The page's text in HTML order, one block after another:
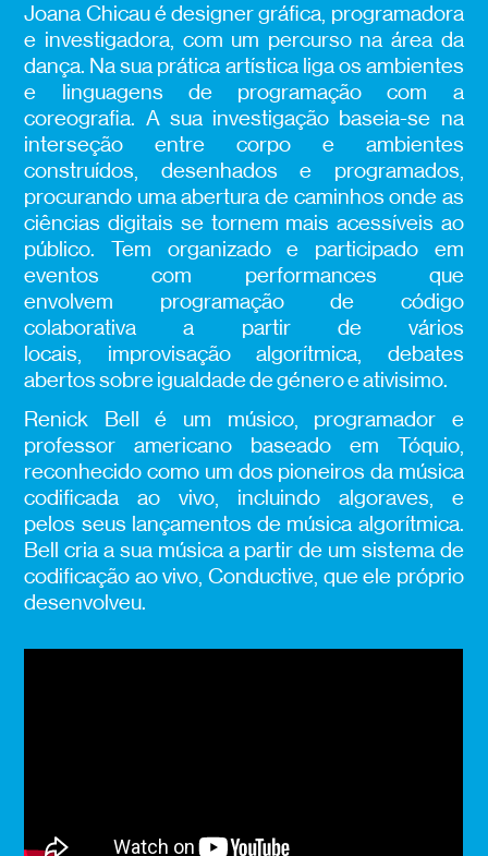
Joana Chicau é designer gráfica, programadora
e investigadora, com um percurso na área da
dança. Na sua prática artística liga os ambientes
e linguagens de programação com a
coreografia. A sua investigação baseia-se na
interseção entre corpo e ambientes
construídos, desenhados e programados,
procurando uma abertura de caminhos onde as
ciências digitais se tornem mais acessíveis ao
público. Tem organizado e participado em
eventos com performances que
envolvem programação de código
colaborativa a partir de vários
locais, improvisação algorítmica, debates
abertos sobre igualdade de género e ativisimo.
Renick Bell é um músico, programador e
professor americano baseado em Tóquio,
reconhecido como um dos pioneiros da música
codificada ao vivo, incluindo algoraves, e
pelos seus lançamentos de música algorítmica.
Bell cria a sua música a partir de um sistema de
codificação ao vivo, Conductive, que ele próprio
desenvolveu.